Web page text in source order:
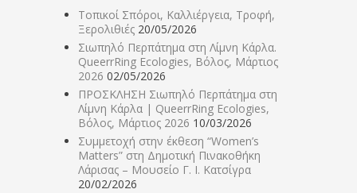
Τοπικοί Σπόροι, Καλλιέργεια, Τροφή,
Ξερολιθιές 20/05/2026
Σιωπηλό Περπάτημα στη Λίμνη Κάρλα.
QueerrRing Ecologies, Βόλος, Μάρτιος
2026 02/05/2026
ΠΡΟΣΚΛΗΣΗ Σιωπηλό Περπάτημα στη
Λίμνη Κάρλα | QueerrRing Ecologies,
Βόλος, Μάρτιος 2026 10/03/2026
Συμμετοχή στην έκθεση “Women’s
Matters” στη Δημοτική Πινακοθήκη
Λάρισας – Μουσείο Γ. Ι. Κατσίγρα
20/02/2026